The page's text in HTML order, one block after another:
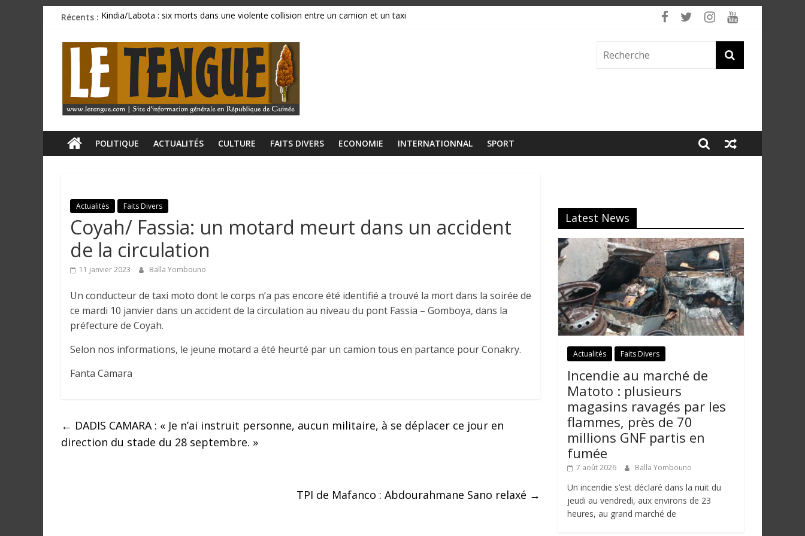
Passer
contenu
Récents : Kindia/Labota : six morts dans une violente collision entre un camion et un taxi
BCRG : la délégation syndicale dépose un préavis de grève
Mamadi Doumbouya rassure : « La Guinée avance, ses institutions fonctionnent »
CU SANOYAH : le corps d’un ressortissant libérien découvert à quelques mètres de la grande mosquée
L
e
T
e
g
u
e
o
POLITIQUE ACTUALITÉS CULTURE FAITS DIVERS ECONOMIE INTERNATIONNAL SPORT
Actualités Faits Divers
Coyah/ Fassia: un motard meurt dans un accident
de la circulation
11 janvier 2023 Balla Yombouno
Un conducteur de taxi moto dont le corps n’a pas encore été identifié a trouvé la mort dans la soirée de
ce mardi 10 janvier dans un accident de la circulation au niveau du pont Fassia – Gomboya, dans la
préfecture de Coyah.
Selon nos informations, le jeune motard a été heurté par un camion tous en partance pour Conakry.
Fanta Camara
← DADIS CAMARA : « Je n’ai instruit personne, aucun militaire, à se déplacer ce jour en
direction du stade du 28 septembre. »
TPI de Mafanco : Abdourahmane Sano relaxé →
Latest News
Actualités Faits Divers
Incendie au marché de
Matoto : plusieurs
magasins ravagés par les
flammes, près de 70
millions GNF partis en
fumée
7 août 2026 Balla Yombouno
Un incendie s’est déclaré dans la nuit du
jeudi au vendredi, aux environs de 23
heures, au grand marché de